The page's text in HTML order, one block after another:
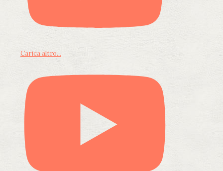
Carica altro...